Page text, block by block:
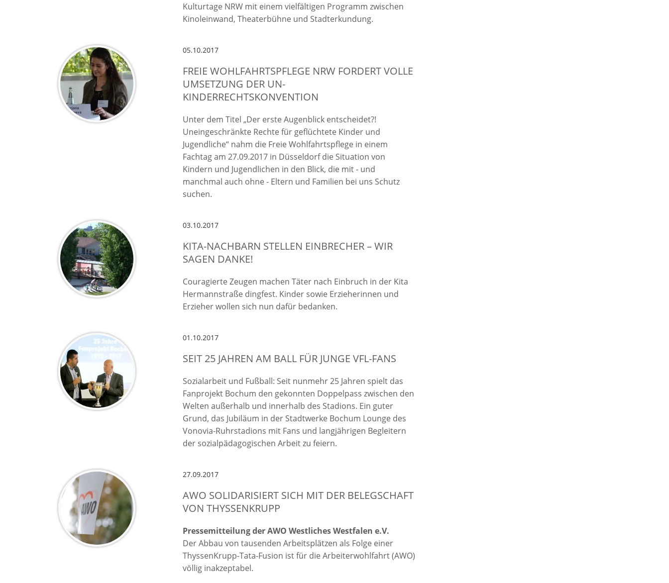
Kulturtage NRW mit einem vielfältigen Programm zwischen
Kinoleinwand, Theaterbühne und Stadterkundung.
05.10.2017
FREIE WOHLFAHRTSPFLEGE NRW FORDERT VOLLE
UMSETZUNG DER UN-
KINDERRECHTSKONVENTION
Unter dem Titel „Der erste Augenblick entscheidet?!
Uneingeschränkte Rechte für geflüchtete Kinder und
Jugendliche“ nahm die Freie Wohlfahrtspflege in einem
Fachtag am 27.09.2017 in Düsseldorf die Situation von
Kindern und Jugendlichen in den Blick, die mit - und
manchmal auch ohne - Eltern und Familien bei uns Schutz
suchen.
03.10.2017
KITA-NACHBARN STELLEN EINBRECHER – WIR
SAGEN DANKE!
Couragierte Zeugen machen Täter nach Einbruch in der Kita
Hermannstraße dingfest. Kinder sowie Erzieherinnen und
Erzieher wollen sich nun dafür bedanken.
01.10.2017
SEIT 25 JAHREN AM BALL FÜR JUNGE VFL-FANS
Sozialarbeit und Fußball: Seit nunmehr 25 Jahren spielt das
Fanprojekt Bochum den gekonnten Doppelpass zwischen den
Welten außerhalb und innerhalb des Stadions. Ein guter
Grund, das Jubiläum in der Stadtwerke Bochum Lounge des
Vonovia-Ruhrstadions mit Fans und langjährigen Begleitern
der sozialpädagogischen Arbeit zu feiern.
27.09.2017
AWO SOLIDARISIERT SICH MIT DER BELEGSCHAFT
VON THYSSENKRUPP
Pressemitteilung der AWO Westliches Westfalen e.V.
Der Abbau von tausenden Arbeitsplätzen als Folge einer
ThyssenKrupp-Tata-Fusion ist für die Arbeiterwohlfahrt (AWO)
völlig inakzeptabel.